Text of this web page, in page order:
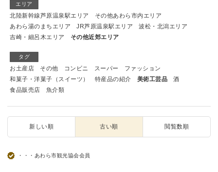
エリア
北陸新幹線芦原温泉駅エリア
その他あわら市内エリア
あわら湯のまちエリア
JR芦原温泉駅エリア
波松・北潟エリア
吉崎・細呂木エリア
その他近郊エリア
タグ
お土産店 その他 コンビニ スーパー
ファッション
和菓子・洋菓子（スイーツ）
特産品の紹介 美術工芸品
酒
食品販売店
魚介類
新しい順 古い順 閲覧数順
・・・あわら市観光協会会員